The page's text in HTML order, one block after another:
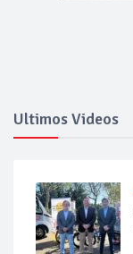
Ultimos Videos